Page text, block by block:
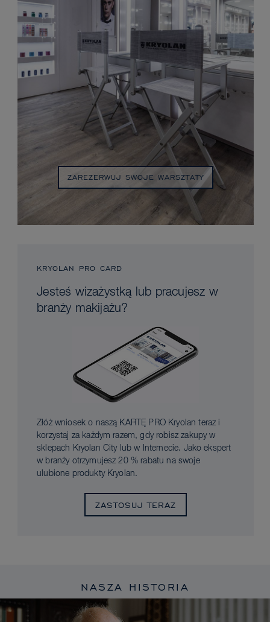
ZAREZERWUJ SWOJE WARSZTATY
KRYOLAN PRO CARD
Jesteś wizażystką lub pracujesz w
branży makijażu?
Złóż wniosek o naszą KARTĘ PRO Kryolan teraz i
korzystaj za każdym razem, gdy robisz zakupy w
sklepach Kryolan City lub w Internecie. Jako ekspert
w branży otrzymujesz 20 % rabatu na swoje
ulubione produkty Kryolan.
ZASTOSUJ TERAZ
NASZA HISTORIA